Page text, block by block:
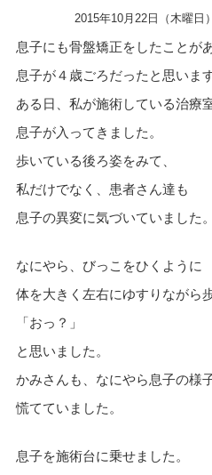
2015年10月22日（木曜日
息子にも骨盤矯正をしたことが
息子が４歳ごろだったと思います
ある日、私が施術している治療
息子が入ってきました。
歩いている後ろ姿をみて、
私だけでなく、患者さん達も
息子の異変に気づいていました。
なにやら、びっこをひくように
体を大きく左右にゆすりながら
「おっ？」
と思いました。
かみさんも、なにやら息子の様
慌てていました。
息子を施術台に乗せました。